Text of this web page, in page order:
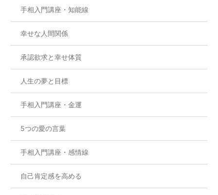
手相入門講座・知能線
幸せな人間関係
承認欲求と幸せ体質
人生の夢と目標
手相入門講座・金運
5つの愛の言葉
手相入門講座・感情線
自己肯定感を高める